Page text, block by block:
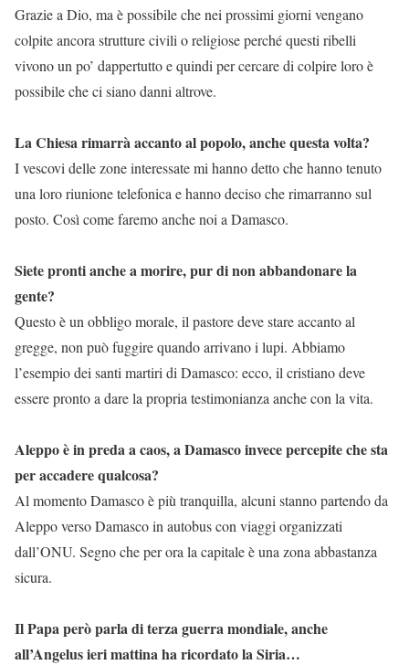
Grazie a Dio, ma è possibile che nei prossimi giorni vengano
colpite ancora strutture civili o religiose perché questi ribelli
vivono un po’ dappertutto e quindi per cercare di colpire loro è
possibile che ci siano danni altrove.
La Chiesa rimarrà accanto al popolo, anche questa volta?
I vescovi delle zone interessate mi hanno detto che hanno tenuto
una loro riunione telefonica e hanno deciso che rimarranno sul
posto. Così come faremo anche noi a Damasco.
Siete pronti anche a morire, pur di non abbandonare la
gente?
Questo è un obbligo morale, il pastore deve stare accanto al
gregge, non può fuggire quando arrivano i lupi. Abbiamo
l’esempio dei santi martiri di Damasco: ecco, il cristiano deve
essere pronto a dare la propria testimonianza anche con la vita.
Aleppo è in preda a caos, a Damasco invece percepite che sta
per accadere qualcosa?
Al momento Damasco è più tranquilla, alcuni stanno partendo da
Aleppo verso Damasco in autobus con viaggi organizzati
dall’ONU. Segno che per ora la capitale è una zona abbastanza
sicura.
Il Papa però parla di terza guerra mondiale, anche
all’Angelus ieri mattina ha ricordato la Siria…